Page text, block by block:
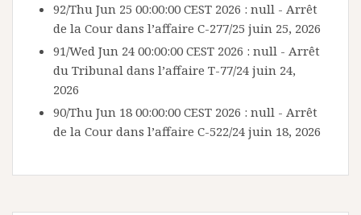
92/Thu Jun 25 00:00:00 CEST 2026 : null - Arrêt
de la Cour dans l’affaire C-277/25 juin 25, 2026
91/Wed Jun 24 00:00:00 CEST 2026 : null - Arrêt
du Tribunal dans l’affaire T-77/24 juin 24,
2026
90/Thu Jun 18 00:00:00 CEST 2026 : null - Arrêt
de la Cour dans l’affaire C-522/24 juin 18, 2026